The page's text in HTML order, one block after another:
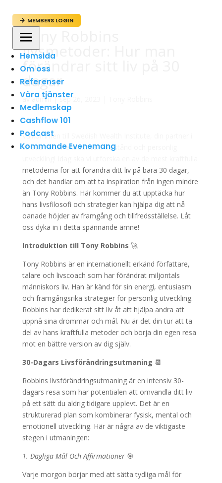
 MEMBERS LOGIN
a
Hemsida
Om oss
Referenser
Våra tjänster
Medlemskap
Cashflow 101
Podcast
Kommande Evenemang
Tony Robbins
livsmetoder: Hur man
förändrar sitt liv på 30
dagar
avadmin|sep 26, 2023
Välkommen till Swedish Wealth Institute, din partner i
strävan efter ekonomiskt välstånd och personlig
metoderna för att förändra ditt liv på bara 30 dagar,
och det handlar om att ta inspiration från ingen mindre
än Tony Robbins. Här kommer du att upptäcka hur
hans livsfilosofi och strategier kan hjälpa dig att nå
oanade höjder av framgång och tillfredsställelse. Låt
oss dyka in i detta spännande ämne!
Introduktion till Tony Robbins 🚀
Tony Robbins är en internationellt erkänd författare,
talare och livscoach som har förändrat miljontals
människors liv. Han är känd för sin energi, entusiasm
och framgångsrika strategier för personlig utveckling.
Robbins har dedikerat sitt liv åt att hjälpa andra att
uppnå sina drömmar och mål. Nu är det din tur att ta
del av hans kraftfulla metoder och börja din egen resa
mot en bättre version av dig själv.
30-Dagars Livsförändringsutmaning 📆
Robbins livsförändringsutmaning är en intensiv 30-
dagars resa som har potentialen att omvandla ditt liv
på ett sätt du aldrig tidigare upplevt. Det är en
strukturerad plan som kombinerar fysisk, mental och
emotionell utveckling. Här är några av de viktigaste
stegen i utmaningen:
1. Dagliga Mål Och Affirmationer🎯
Varje morgon börjar med att sätta tydliga mål för